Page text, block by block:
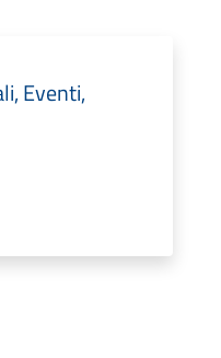
Eventi,